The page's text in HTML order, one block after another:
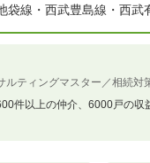
袋線・西武豊島線・西
ルティングマスター／相続
件以上の仲介、6000戸の